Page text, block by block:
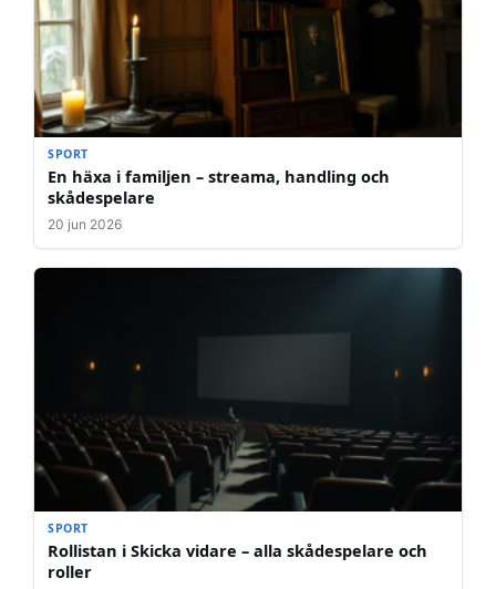
SPORT
En häxa i familjen – streama, handling och
skådespelare
20 jun 2026
SPORT
Rollistan i Skicka vidare – alla skådespelare och
roller